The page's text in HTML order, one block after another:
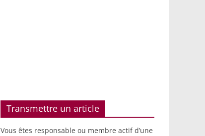
Transmettre un article
Vous êtes responsable ou membre actif d’une